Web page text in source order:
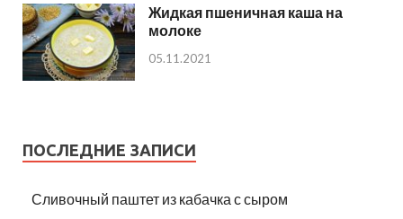
Жидкая пшеничная каша на
молоке
05.11.2021
ПОСЛЕДНИЕ ЗАПИСИ
Сливочный паштет из кабачка с сыром